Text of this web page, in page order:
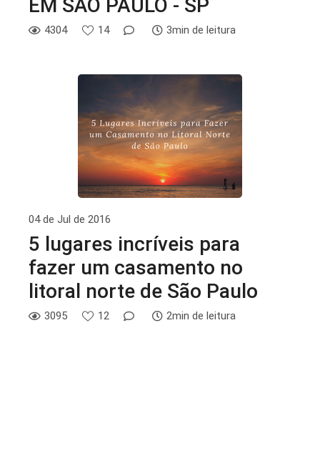
EM SÃO PAULO - SP
4304 14 3min de leitura
04 de Jul de 2016
5 lugares incríveis para
fazer um casamento no
litoral norte de São Paulo
3095 12 2min de leitura